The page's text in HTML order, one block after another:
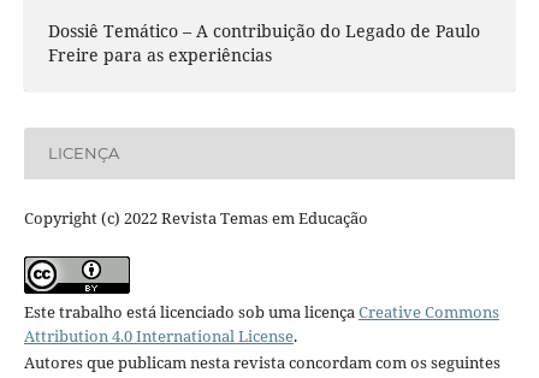
Dossiê Temático – A contribuição do Legado de Paulo
Freire para as experiências
LICENÇA
Copyright (c) 2022 Revista Temas em Educação
Este trabalho está licenciado sob uma licençaCreative Commons
Attribution 4.0 International License.
Autores que publicam nesta revista concordam com os seguintes